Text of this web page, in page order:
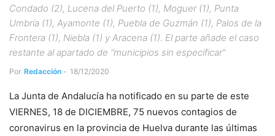
Condado (2), Lucena del Puerto (1), Moguer (1), Punta
Umbría (1), Ayamonte (1), Puebla de Guzmán (1), Palos de la
Frontera (1), Niebla (1) y Aracena (1). El parte añade el caso
restante al apartado de “municipios sin especificar”
Por Redacción - 18/12/2020
La Junta de Andalucía ha notificado en su parte de este
VIERNES, 18 de DICIEMBRE, 75 nuevos contagios de
coronavirus en la provincia de Huelva durante las últimas